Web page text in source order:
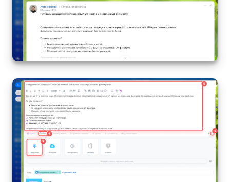
Телефония
Филиальная сеть
Приложение Битрикс24
Общие вопросы
Битрикс24 в коробке
Изменения в статьях (архив)